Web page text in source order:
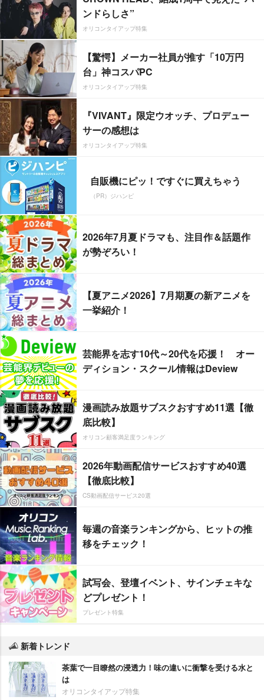
ンドらしさ”
オリコンタイアップ特集
【驚愕】メーカー社員が推す「10万円
台」神コスパPC
オリコンタイアップ特集
『VIVANT』限定ウオッチ、プロデュー
サーの感想は
オリコンタイアップ特集
自販機にピッ！ですぐに買えちゃう
（PR）ジハンピ
2026年7月夏ドラマも、注目作＆話題作
が勢ぞろい！
【夏アニメ2026】7月期夏の新アニメを
一挙紹介！
芸能界を志す10代～20代を応援！ オー
ディション・スクール情報はDeview
漫画読み放題サブスクおすすめ11選【徹
底比較】
オリコン顧客満足度ランキング
2026年動画配信サービスおすすめ40選
【徹底比較】
CS動画配信サービス20選
毎週の音楽ランキングから、ヒットの推
移をチェック！
試写会、登壇イベント、サインチェキな
どプレゼント！
プレゼント特集
新着トレンド
茶葉で一目瞭然の浸透力！味の違いに衝撃を受ける水と
は
オリコンタイアップ特集